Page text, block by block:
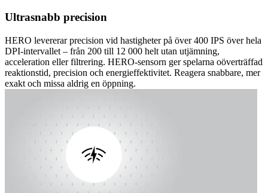
Ultrasnabb precision
HERO levererar precision vid hastigheter på över 400 IPS över hela
DPI-intervallet – från 200 till 12 000 helt utan utjämning,
acceleration eller filtrering. HERO-sensorn ger spelarna oöverträffad
reaktionstid, precision och energieffektivitet. Reagera snabbare, mer
exakt och missa aldrig en öppning.